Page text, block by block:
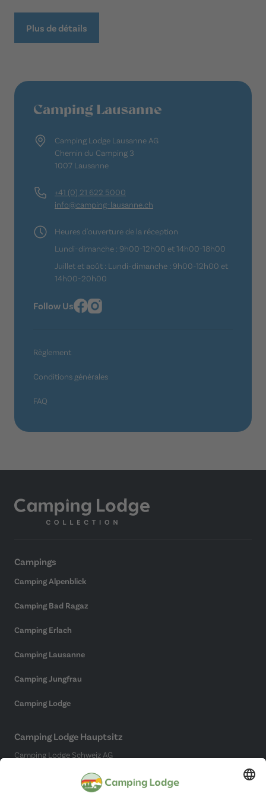
Plus de détails
Camping Lausanne
Camping Lodge Lausanne AG
Chemin du Camping 3
1007 Lausanne
+41 (0) 21 622 5000
info@camping-lausanne.ch
Heures d'ouverture de la réception
Lundi-dimanche : 9h00-12h00 et 14h00-18h00
Juillet et août : Lundi-dimanche : 9h00-12h00 et
14h00-20h00
Follow Us
Règlement
Conditions générales
FAQ
Campings
Camping Alpenblick
Camping Bad Ragaz
Camping Erlach
Camping Lausanne
Camping Jungfrau
Camping Lodge
Camping Lodge Hauptsitz
Camping Lodge Schweiz AG